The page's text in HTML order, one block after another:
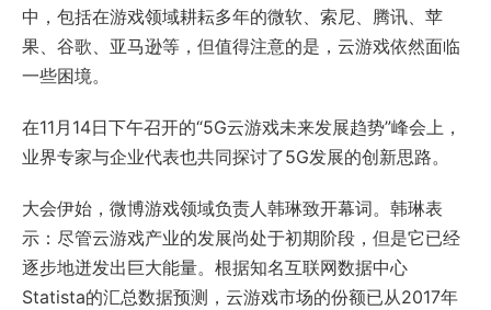
中，包括在游戏领域耕耘多年的微软、索尼、腾讯、苹
果、谷歌、亚马逊等，但值得注意的是，云游戏依然面临
一些困境。
在11月14日下午召开的“5G云游戏未来发展趋势”峰会上，
业界专家与企业代表也共同探讨了5G发展的创新思路。
大会伊始，微博游戏领域负责人韩琳致开幕词。韩琳表
示：尽管云游戏产业的发展尚处于初期阶段，但是它已经
逐步地迸发出巨大能量。根据知名互联网数据中心
Statista的汇总数据预测，云游戏市场的份额已从2017年